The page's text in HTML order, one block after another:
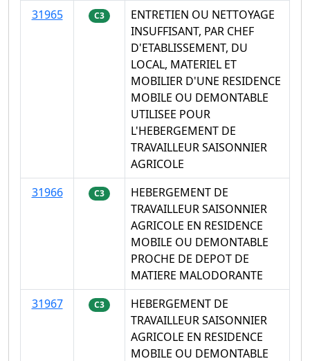
31965
C3
ENTRETIEN OU NETTOYAGE
INSUFFISANT, PAR CHEF
D'ETABLISSEMENT, DU
LOCAL, MATERIEL ET
MOBILIER D'UNE RESIDENCE
MOBILE OU DEMONTABLE
UTILISEE POUR
L'HEBERGEMENT DE
TRAVAILLEUR SAISONNIER
AGRICOLE
31966
C3
HEBERGEMENT DE
TRAVAILLEUR SAISONNIER
AGRICOLE EN RESIDENCE
MOBILE OU DEMONTABLE
PROCHE DE DEPOT DE
MATIERE MALODORANTE
31967
C3
HEBERGEMENT DE
TRAVAILLEUR SAISONNIER
AGRICOLE EN RESIDENCE
MOBILE OU DEMONTABLE